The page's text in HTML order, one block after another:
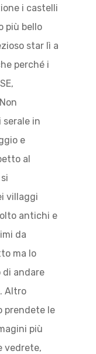
i castelli
più bello
star lì a
perché i
in
e
al
villaggi
antichi e
da
ma lo
di andare
Altro
prendete le
più
vedrete,